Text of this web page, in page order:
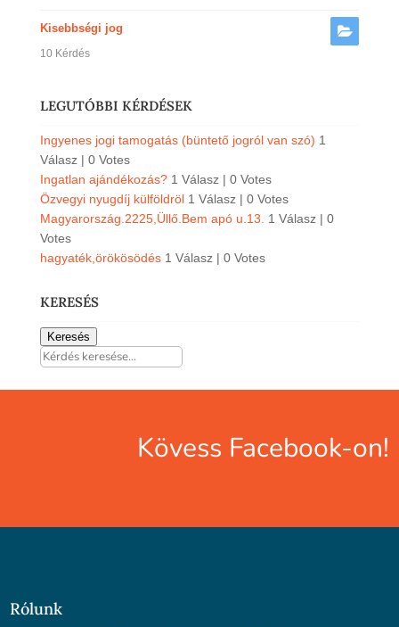
Kisebbségi jog
10 Kérdés
LEGUTÓBBI KÉRDÉSEK
Ingyenes jogi tamogatás (büntető jogról van szó) 1
Válasz | 0 Votes
Ingatlan ajándékozás? 1 Válasz | 0 Votes
Özvegyi nyugdíj külföldröl 1 Válasz | 0 Votes
Magyarország.2225,Üllő.Bem apó u.13.
1 Válasz | 0
Votes
hagyaték,örökösödés 1 Válasz | 0 Votes
KERESÉS
Keresés
Kövess Facebook-on!
Rólunk